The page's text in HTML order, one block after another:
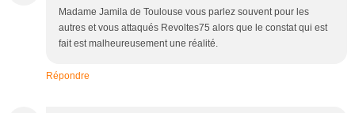
Madame Jamila de Toulouse vous parlez souvent pour les
autres et vous attaqués Revoltes75 alors que le constat qui est
fait est malheureusement une réalité.
Répondre